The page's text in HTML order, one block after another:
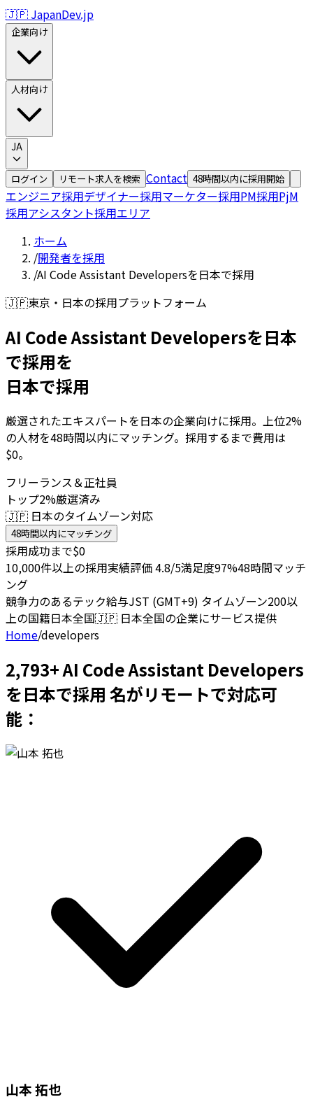
🇯🇵 JapanDev.jp
企業向け
人材向け
JA
ログイン リモート求人を検索 Contact 48時間以内に採用開始
エンジニア採用デザイナー採用マーケター採用PM採用PjM
採用アシスタント採用エリア
ホーム
/開発者を採用
/AI Code Assistant Developersを日本で採用
🇯🇵東京・日本の採用プラットフォーム
AI Code Assistant Developersを日本
で採用を
日本で採用
厳選されたエキスパートを日本の企業向けに採用。上位2%
の人材を48時間以内にマッチング。採用するまで費用は
$0。
フリーランス＆正社員
トップ2%厳選済み
🇯🇵 日本のタイムゾーン対応
48時間以内にマッチング
採用成功まで$0
10,000件以上の採用実績評価 4.8/5満足度97%48時間マッチ
ング
競争力のあるテック給与JST (GMT+9) タイムゾーン200以
上の国籍日本全国🇯🇵 日本全国の企業にサービス提供
Home/developers
2,793+ AI Code Assistant Developers
を日本で採用 名がリモートで対応可
能：
山本 拓也